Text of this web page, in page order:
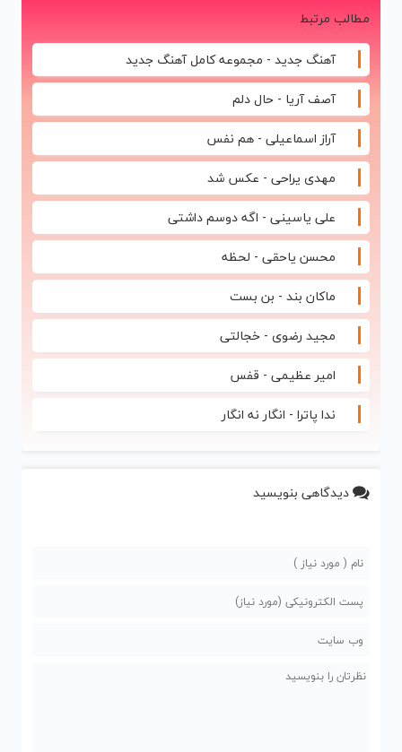
بیت کوین 🔥
مطالب مرتبط
آهنگ جدید - مجموعه کامل آهنگ جدید
آصف آریا - حال دلم
آراز اسماعیلی - هم نفس
مهدی یراحی - عکس شد
علی یاسینی - اگه‌ دوسم داشتی
محسن یاحقی - لحظه
ماکان بند - بن بست
مجید رضوی - خجالتی
امیر عظیمی - قفس
ندا پاترا - انگار نه انگار
دیدگاهی بنویسید